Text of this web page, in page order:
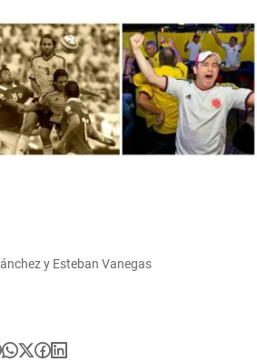
y Esteban Vanegas